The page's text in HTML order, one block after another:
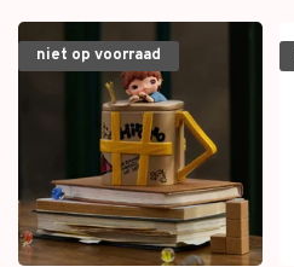
niet op voorraad